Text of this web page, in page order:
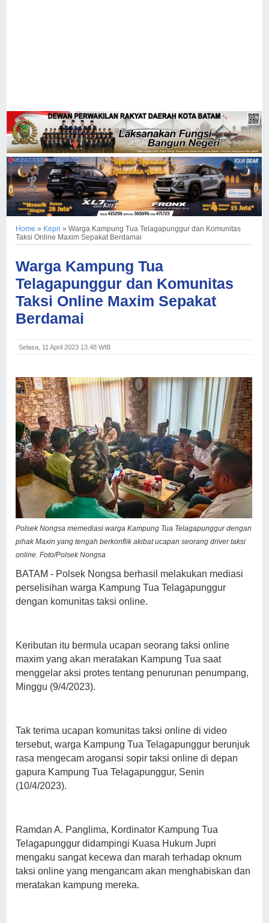
Home » Kepri »Warga Kampung Tua Telagapunggur dan Komunitas
Taksi Online Maxim Sepakat Berdamai
Warga Kampung Tua
Telagapunggur dan Komunitas
Taksi Online Maxim Sepakat
Berdamai
Selasa, 11 April 2023 13.48 WIB
Polsek Nongsa memediasi warga Kampung Tua Telagapunggur dengan
pihak Maxin yang tengah berkonflik akibat ucapan seorang driver taksi
online. Foto/Polsek Nongsa
BATAM - Polsek Nongsa berhasil melakukan mediasi
perselisihan warga Kampung Tua Telagapunggur
dengan komunitas taksi online.
Keributan itu bermula ucapan seorang taksi online
maxim yang akan meratakan Kampung Tua saat
menggelar aksi protes tentang penurunan penumpang,
Minggu (9/4/2023).
Tak terima ucapan komunitas taksi online di video
tersebut, warga Kampung Tua Telagapunggur berunjuk
rasa mengecam arogansi sopir taksi online di depan
gapura Kampung Tua Telagapunggur, Senin
(10/4/2023).
Ramdan A. Panglima, Kordinator Kampung Tua
Telagapunggur didampingi Kuasa Hukum Jupri
mengaku sangat kecewa dan marah terhadap oknum
taksi online yang mengancam akan menghabiskan dan
meratakan kampung mereka.